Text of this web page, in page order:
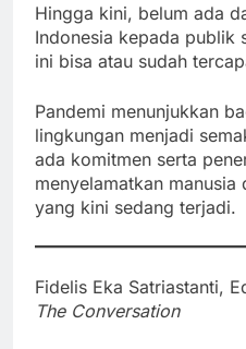
Hingga kini, belum ada
Indonesia kepada publik
ini bisa atau sudah
Pandemi menunjukkan
lingkungan menjadi
ada komitmen serta
menyelamatkan
yang kini sedang terjadi.
Fidelis Eka Satriastanti,
The Conversation